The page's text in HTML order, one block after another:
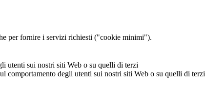
per fornire i servizi richiesti ("cookie minimi").
utenti sui nostri siti Web o su quelli di terzi
comportamento degli utenti sui nostri siti Web o su quelli di terzi